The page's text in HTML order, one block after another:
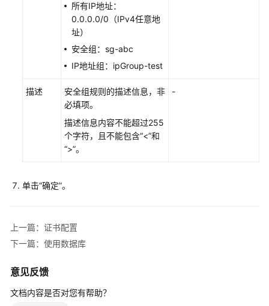
区
隆
域）
户
指
南
所有IP地址：
0.0.0.0/0（IPv4任意地
址）
安全组：sg-abc
IP地址组：ipGroup-test
描述
安全组规则的描述信息，非
必填项。
描述信息内容不能超过255
个字符，且不能包含“<”和
“>”。
-
单击“确定”。
上一篇：证书配置
下一篇：使用数据库
意见反馈
文档内容是否对您有帮助？